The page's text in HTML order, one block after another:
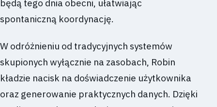
będą tego dnia obecni, ułatwiając
spontaniczną koordynację.
W odróżnieniu od tradycyjnych systemów
skupionych wyłącznie na zasobach, Robin
kładzie nacisk na doświadczenie użytkownika
oraz generowanie praktycznych danych. Dzięki